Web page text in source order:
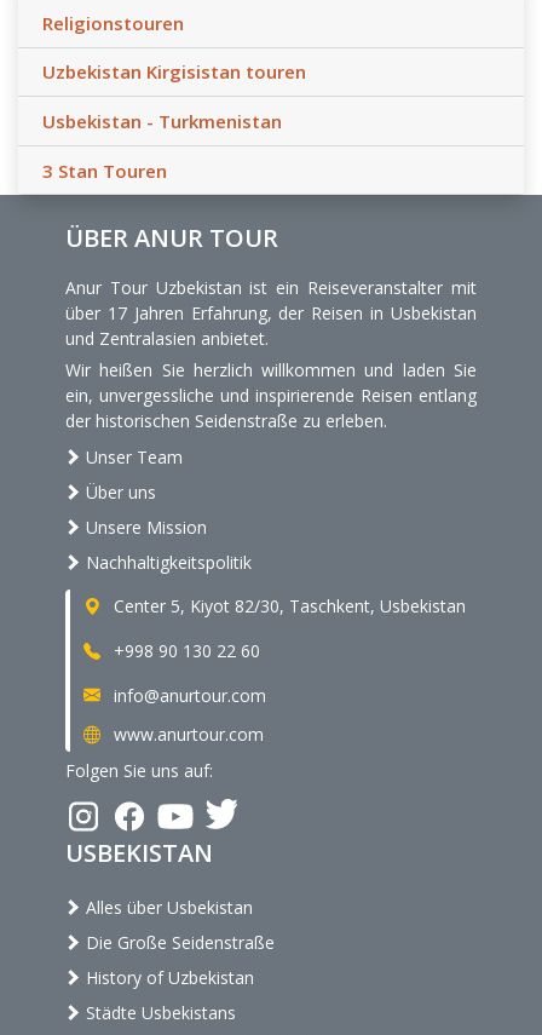
Religionstouren
Uzbekistan Kirgisistan touren
Usbekistan - Turkmenistan
3 Stan Touren
ÜBER ANUR TOUR
Anur Tour Uzbekistan ist ein Reiseveranstalter mit
über 17 Jahren Erfahrung, der Reisen in Usbekistan
und Zentralasien anbietet.
Wir heißen Sie herzlich willkommen und laden Sie
ein, unvergessliche und inspirierende Reisen entlang
der historischen Seidenstraße zu erleben.
Unser Team
Über uns
Unsere Mission
Nachhaltigkeitspolitik
Center 5, Kiyot 82/30, Taschkent, Usbekistan
+998 90 130 22 60
info@anurtour.com
www.anurtour.com
Folgen Sie uns auf:
USBEKISTAN
Alles über Usbekistan
Die Große Seidenstraße
History of Uzbekistan
Städte Usbekistans